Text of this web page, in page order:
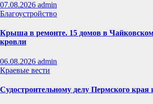
07.08.2026 admin
Благоустройство
Крыша в ремонте. 15 домов в
кровли
06.08.2026 admin
Краевые вести
Судостроительному делу Пермского края